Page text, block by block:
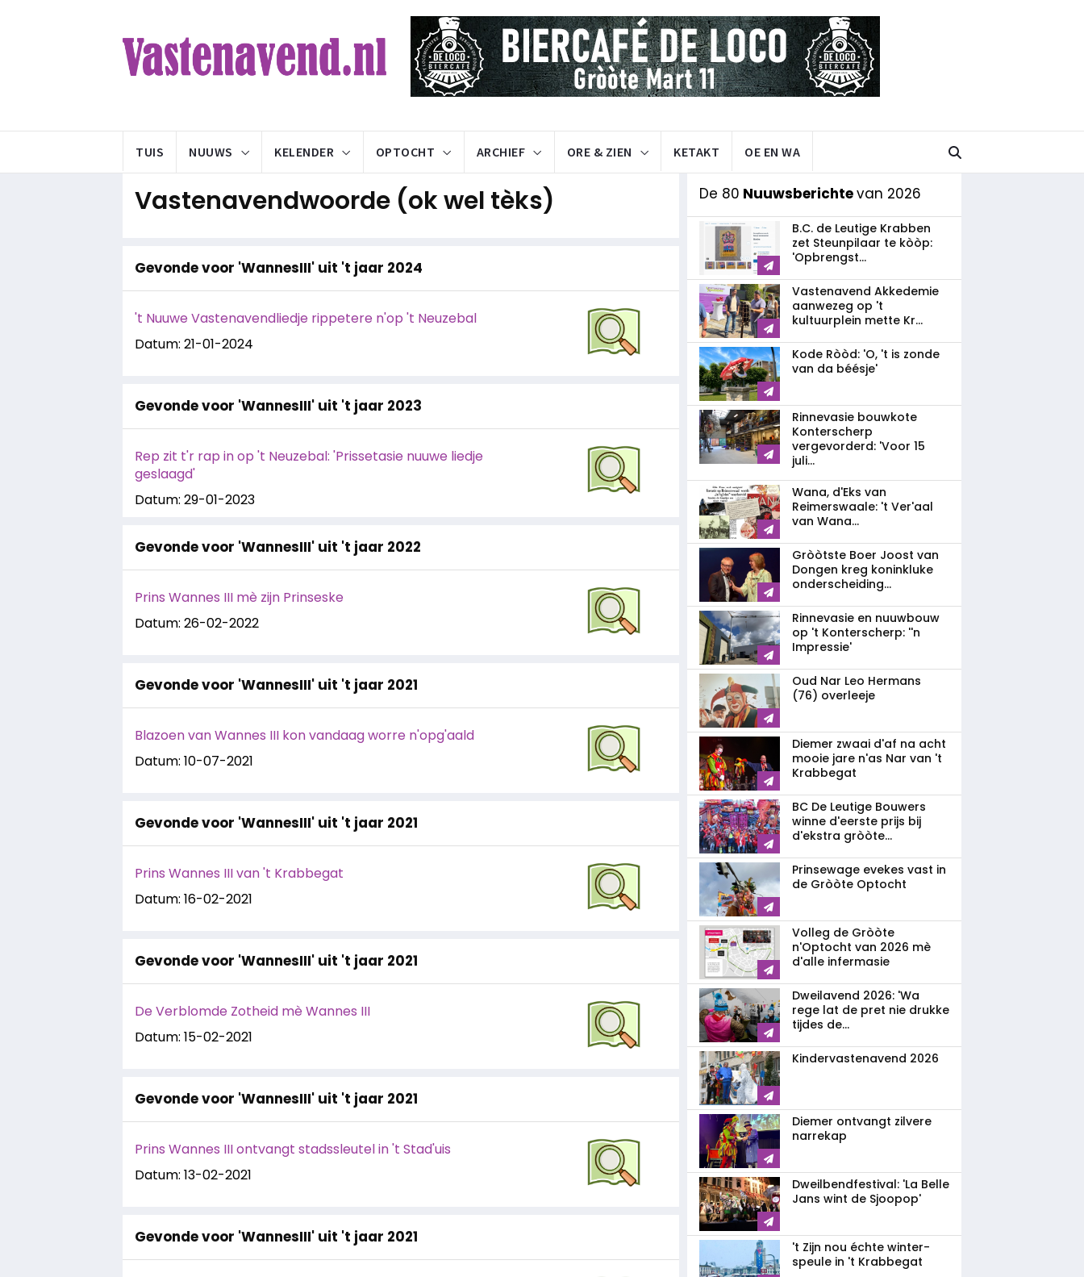
TUIS NUUWS KELENDER OPTOCHT ARCHIEF ORE & ZIEN KETAKT OE EN WA
Vastenavendwoorde (ok wel tèks)
Gevonde voor 'WannesIII' uit 't jaar 2024
't Nuuwe Vastenavendliedje rippetere n'op 't Neuzebal
Datum: 21-01-2024
Gevonde voor 'WannesIII' uit 't jaar 2023
Rep zit t'r rap in op 't Neuzebal: 'Prissetasie nuuwe liedje
geslaagd'
Datum: 29-01-2023
Gevonde voor 'WannesIII' uit 't jaar 2022
Prins Wannes III mè zijn Prinseske
Datum: 26-02-2022
Gevonde voor 'WannesIII' uit 't jaar 2021
Blazoen van Wannes III kon vandaag worre n'opg'aald
Datum: 10-07-2021
Gevonde voor 'WannesIII' uit 't jaar 2021
Prins Wannes III van 't Krabbegat
Datum: 16-02-2021
Gevonde voor 'WannesIII' uit 't jaar 2021
De Verblomde Zotheid mè Wannes III
Datum: 15-02-2021
Gevonde voor 'WannesIII' uit 't jaar 2021
Prins Wannes III ontvangt stadssleutel in 't Stad'uis
Datum: 13-02-2021
Gevonde voor 'WannesIII' uit 't jaar 2021
De 80 Nuuwsberichtevan 2026
B.C. de Leutige Krabben
zet Steunpilaar te kòòp:
'Opbrengst...
Vastenavend Akkedemie
aanwezeg op 't
kultuurplein mette Kr...
Kode Ròòd: 'O, 't is zonde
van da béésje'
Rinnevasie bouwkote
Konterscherp
vergevorderd: 'Voor 15
juli...
Wana, d'Eks van
Reimerswaale: 't Ver'aal
van Wana...
Gròòtste Boer Joost van
Dongen kreg koninkluke
onderscheiding...
Rinnevasie en nuuwbouw
op 't Konterscherp: ''n
Impressie'
Oud Nar Leo Hermans
(76) overleeje
Diemer zwaai d'af na acht
mooie jare n'as Nar van 't
Krabbegat
BC De Leutige Bouwers
winne d'eerste prijs bij
d'ekstra gròòte...
Prinsewage evekes vast in
de Gròòte Optocht
Volleg de Gròòte
n'Optocht van 2026 mè
d'alle infermasie
Dweilavend 2026: 'Wa
rege lat de pret nie drukke
tijdes de...
Kindervastenavend 2026
Diemer ontvangt zilvere
narrekap
Dweilbendfestival: 'La Belle
Jans wint de Sjoopop'
't Zijn nou échte winter-
speule in 't Krabbegat